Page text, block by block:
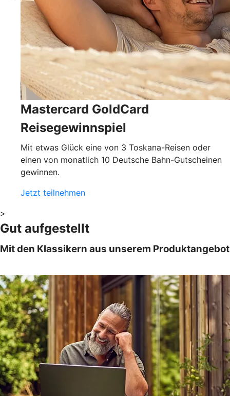
Mastercard GoldCard
Reisegewinnspiel
Mit etwas Glück eine von 3 Toskana-Reisen oder
einen von monatlich 10 Deutsche Bahn-Gutscheinen
gewinnen.
Jetzt teilnehmen
>
Gut aufgestellt
Mit den Klassikern aus unserem Produktangebot